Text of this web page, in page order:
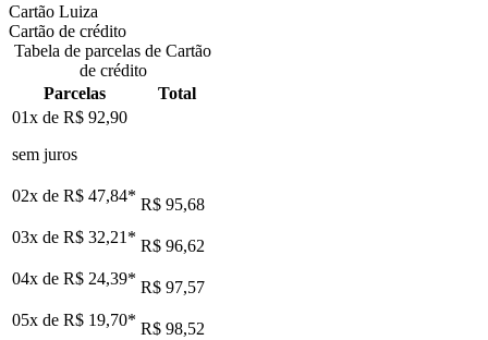
Cartão Luiza
Cartão de crédito
Tabela de parcelas de Cartão
de crédito
Parcelas
Total
01x de R$ 92,90
sem juros
02x de R$ 47,84* R$ 95,68
03x de R$ 32,21 * R$ 96,62
04x de R$ 24,39* R$ 97,57
05x de R$ 19,70* R$ 98,52